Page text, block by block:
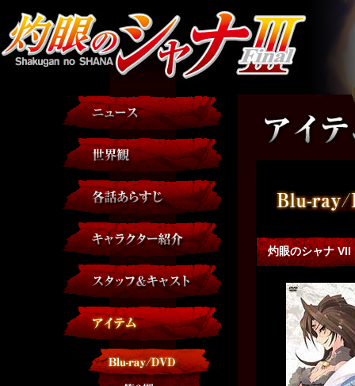
灼眼のシャナ VII